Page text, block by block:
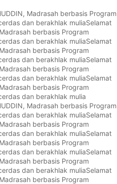
Madrasah berbasis Program
dan berakhlak muliaSelamat
berbasis Program
dan berakhlak muliaSelamat
berbasis Program
dan berakhlak muliaSelamat
berbasis Program
dan berakhlak muliaSelamat
berbasis Program
dan berakhlak mulia
Madrasah berbasis Program
dan berakhlak muliaSelamat
berbasis Program
dan berakhlak muliaSelamat
berbasis Program
dan berakhlak muliaSelamat
berbasis Program
dan berakhlak muliaSelamat
berbasis Program